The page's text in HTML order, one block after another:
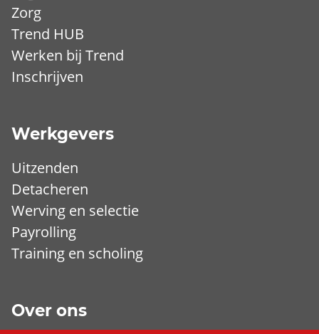
Zorg
Trend HUB
Werken bij Trend
Inschrijven
Werkgevers
Uitzenden
Detacheren
Werving en selectie
Payrolling
Training en scholing
Over ons